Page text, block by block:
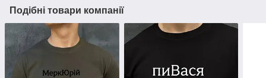
Подібні товари компанії